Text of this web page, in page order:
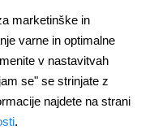
marketinške in
varne in optimalne
v nastavitvah
se" se strinjate z
najdete na strani
.